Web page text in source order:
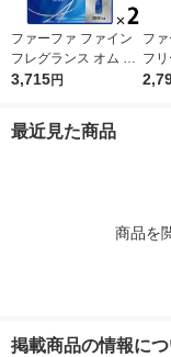
ファーファ ファイン
フレグランス オム 詰
め替え 特大 2000mL
3,715円
フ
フ
無香
最近見た商品
商品を
掲載商品の情報に